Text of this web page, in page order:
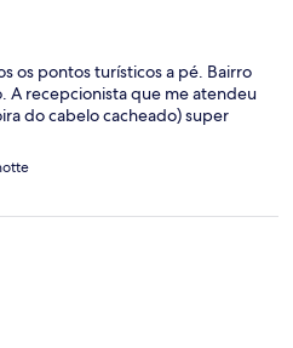
os pontos turísticos a pé. Bairro
A recepcionista que me atendeu
do cabelo cacheado) super